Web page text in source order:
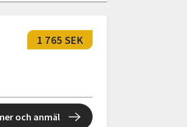
1 765 SEK
och anmäl